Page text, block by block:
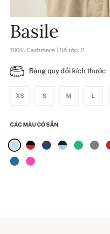
Basile
100% Cashmere | Số lớp: 2
Bảng quy đổi kích thước
XS S M L
CÁC MÀU CÓ SẴN